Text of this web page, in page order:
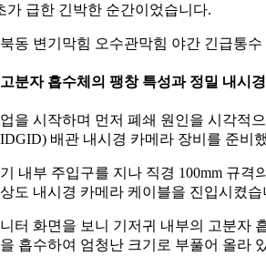
가 급한 긴박한 순간이었습니다.
동 변기막힘 오수관막힘 야간 긴급통수
분자 흡수체의 팽창 특성과 정밀 내시
을 시작하며 먼저 폐쇄 원인을 시각적
배관 내시경 카메라 장비를 준비
내부 주입구를 지나 직경 100mm 규격
도 내시경 카메라 케이블을 진입시켰습
터 화면을 보니 기저귀 내부의 고분자
흡수하여 엄청난 크기로 부풀어 올라